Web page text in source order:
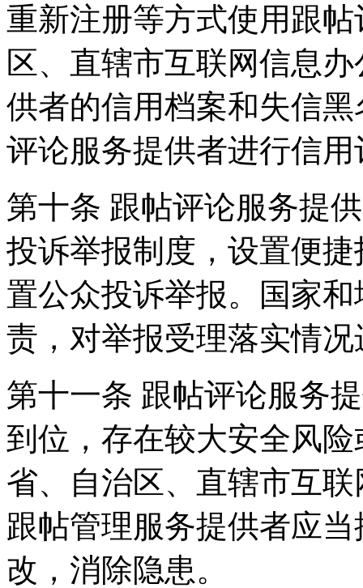
重新注册等方式使用跟
区、直辖市互联网信息
供者的信用档案和失信
评论服务提供者进行信用
第十条 跟帖评论服务提
投诉举报制度，设置便
置公众投诉举报。国家
责，对举报受理落实情
第十一条 跟帖评论服务
到位，存在较大安全风
省、自治区、直辖市互
跟帖管理服务提供者应
改，消除隐患。